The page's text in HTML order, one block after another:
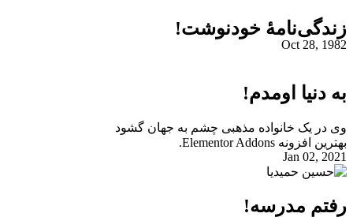
زندگی‌نامۀ خودنوشت!
Oct 28, 1982
به دنیا اومدم!
وی در یک خانواده مذهبی چشم به جهان گشود
بهترین افزونه Elementor Addons.
Jan 02, 2021
رفتم مدرسه!